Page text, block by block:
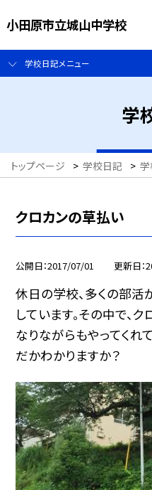
小田原市立城山中学校
学校日記メニュー
学
トップページ > 学校日記 >
クロカンの草払い
公開日 2017/07/01 更新日
休日の学校、多くの部
しています。その中で、
なりながらもやってくれ
だかわかりますか？